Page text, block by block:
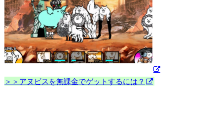
＞＞アヌビスを無課金でゲットするには？